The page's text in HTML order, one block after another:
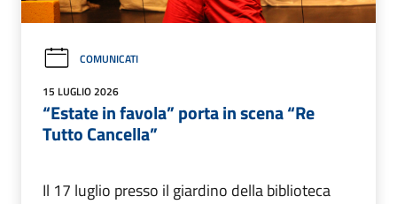
COMUNICATI
15 LUGLIO 2026
“Estate in favola” porta in scena “Re
Tutto Cancella”
Il 17 luglio presso il giardino della biblioteca